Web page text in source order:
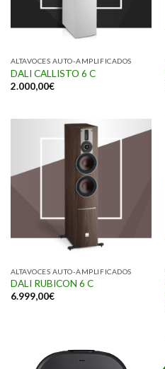
ALTAVOCES AUTO-AMPLIFICADOS
DALI CALLISTO 6 C
2.000,00€
ALTAVOCES AUTO-AMPLIFICADOS
DALI RUBICON 6 C
6.999,00€